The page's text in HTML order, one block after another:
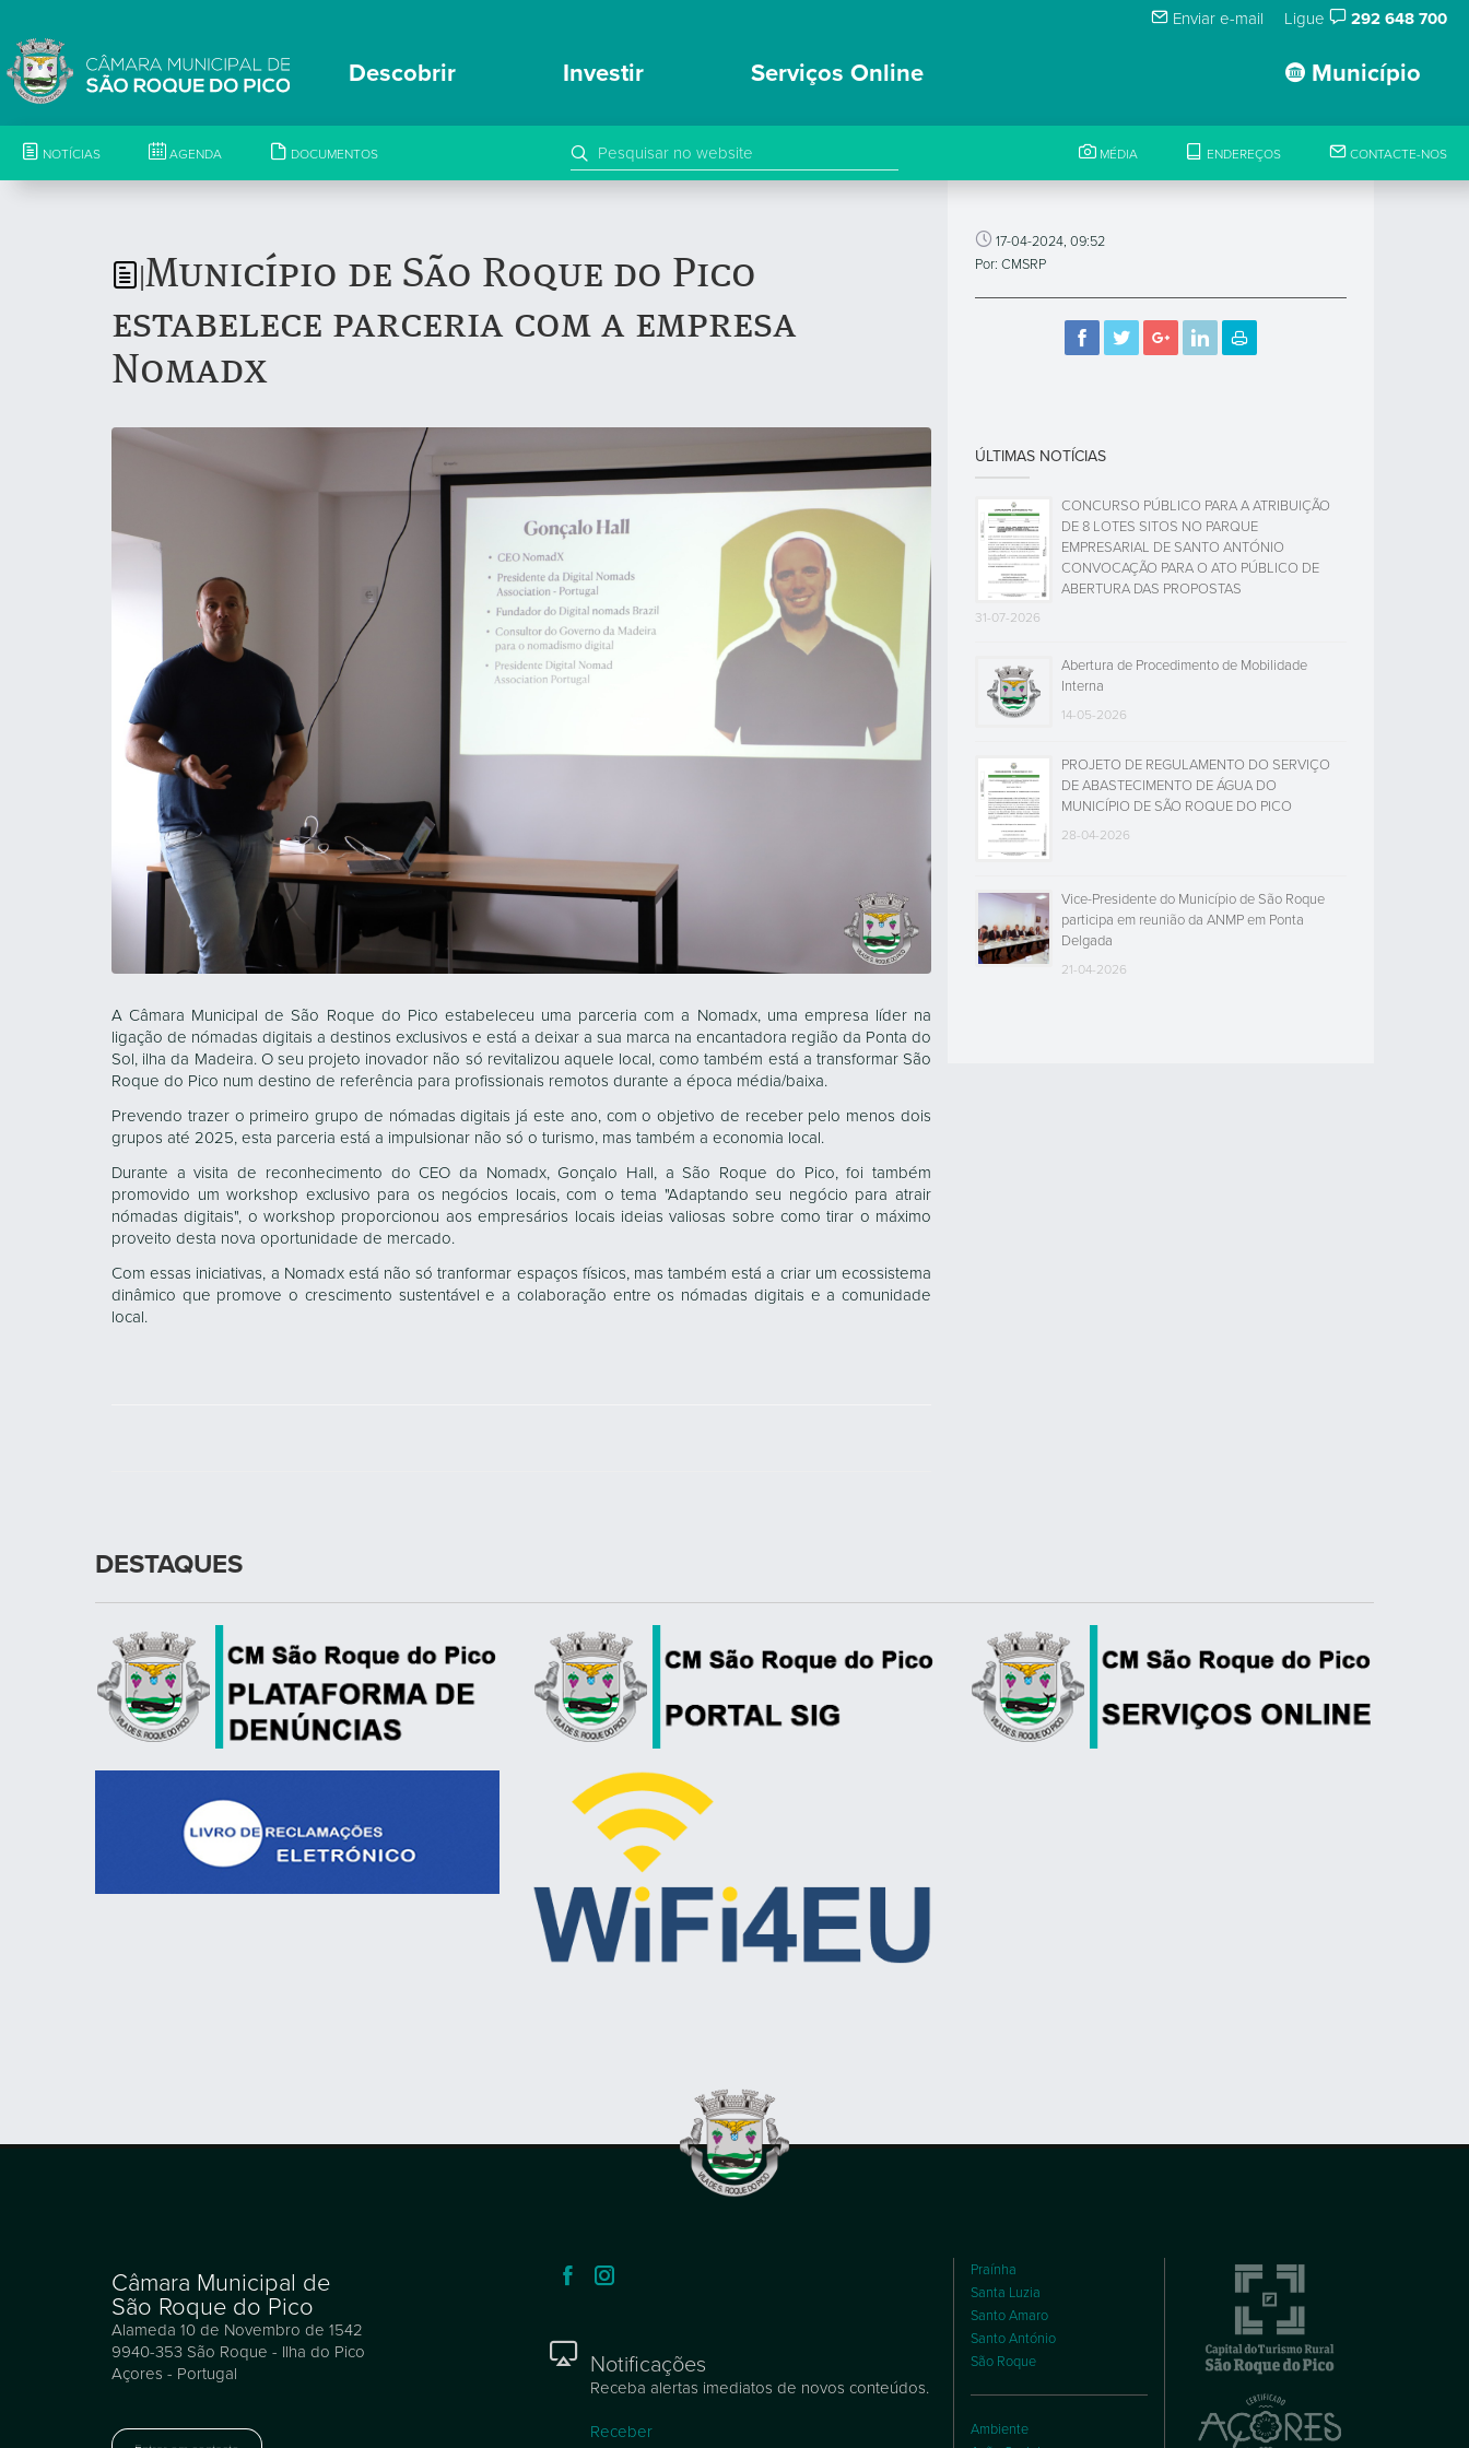
Enviar e-mail Ligue 292 648 700
Município
Descobrir Investir Serviços Online
NOTÍCIAS AGENDA DOCUMENTOS MÉDIA ENDEREÇOS CONTACTE-NOS
Município de São Roque do Pico
estabelece parceria com a empresa
Nomadx
A Câmara Municipal de São Roque do Pico estabeleceu uma parceria com a Nomadx, uma empresa líder na
ligação de nómadas digitais a destinos exclusivos e está a deixar a sua marca na encantadora região da Ponta do
Sol, ilha da Madeira. O seu projeto inovador não só revitalizou aquele local, como também está a transformar São
Roque do Pico num destino de referência para profissionais remotos durante a época média/baixa.
Prevendo trazer o primeiro grupo de nómadas digitais já este ano, com o objetivo de receber pelo menos dois
grupos até 2025, esta parceria está a impulsionar não só o turismo, mas também a economia local.
Durante a visita de reconhecimento do CEO da Nomadx, Gonçalo Hall, a São Roque do Pico, foi também
promovido um workshop exclusivo para os negócios locais, com o tema "Adaptando seu negócio para atrair
nómadas digitais", o workshop proporcionou aos empresários locais ideias valiosas sobre como tirar o máximo
proveito desta nova oportunidade de mercado.
Com essas iniciativas, a Nomadx está não só tranformar espaços físicos, mas também está a criar um ecossistema
dinâmico que promove o crescimento sustentável e a colaboração entre os nómadas digitais e a comunidade
local.
17-04-2024, 09:52
Por: CMSRP
ÚLTIMAS NOTÍCIAS
CONCURSO PÚBLICO PARA A ATRIBUIÇÃO
DE 8 LOTES SITOS NO PARQUE
EMPRESARIAL DE SANTO ANTÓNIO
CONVOCAÇÃO PARA O ATO PÚBLICO DE
ABERTURA DAS PROPOSTAS
31-07-2026
Abertura de Procedimento de Mobilidade
Interna
14-05-2026
PROJETO DE REGULAMENTO DO SERVIÇO
DE ABASTECIMENTO DE ÁGUA DO
MUNICÍPIO DE SÃO ROQUE DO PICO
28-04-2026
Vice-Presidente do Município de São Roque
participa em reunião da ANMP em Ponta
Delgada
21-04-2026
DESTAQUES
Câmara Municipal de
São Roque do Pico
Alameda 10 de Novembro de 1542
9940-353 São Roque - Ilha do Pico
Açores - Portugal
Notificações
Receba alertas imediatos de novos conteúdos.
Receber
Praínha
Santa Luzia
Santo Amaro
Santo António
São Roque
Ambiente